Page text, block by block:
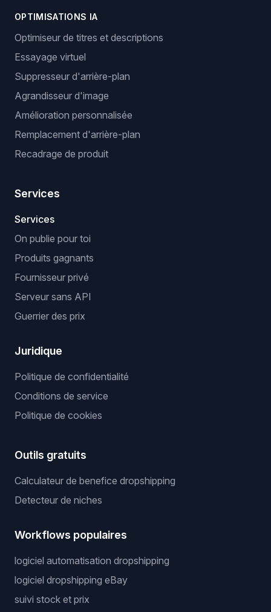
OPTIMISATIONS IA
Optimiseur de titres et descriptions
Essayage virtuel
Suppresseur d'arrière-plan
Agrandisseur d'image
Amélioration personnalisée
Remplacement d'arrière-plan
Recadrage de produit
Services
Services
On publie pour toi
Produits gagnants
Fournisseur privé
Serveur sans API
Guerrier des prix
Juridique
Politique de confidentialité
Conditions de service
Politique de cookies
Outils gratuits
Calculateur de benefice dropshipping
Detecteur de niches
Workflows populaires
logiciel automatisation dropshipping
logiciel dropshipping eBay
suivi stock et prix